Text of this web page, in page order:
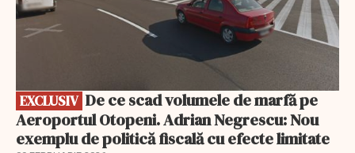
EXCLUSIV
Aeroportul Otopeni. Adrian Negrescu: Nou
exemplu de politică fiscală cu efecte limitate